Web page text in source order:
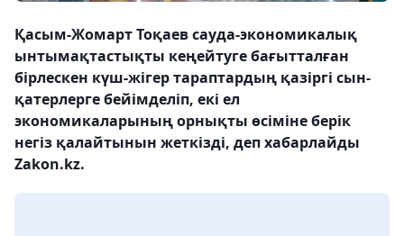
Қасым-Жомарт Тоқаев сауда-экономикалық
ынтымақтастықты кеңейтуге бағытталған
бірлескен күш-жігер тараптардың қазіргі сын-
қатерлерге бейімделіп, екі ел
экономикаларының орнықты өсіміне берік
негіз қалайтынын жеткізді, деп хабарлайды
Zakon.kz.